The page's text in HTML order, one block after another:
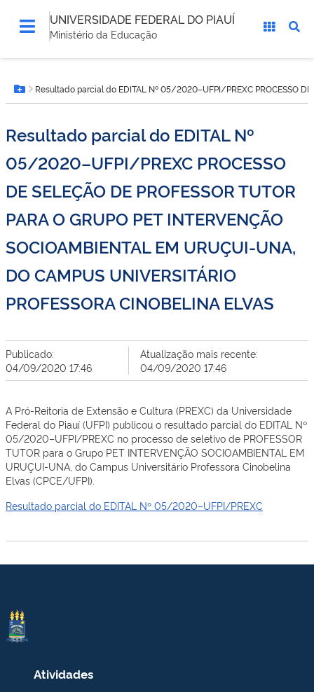
UNIVERSIDADE FEDERAL DO PIAUÍ
Ministério da Educação
está
aqui:Botão Menu
Resultado parcial do EDITAL Nº 05/2020–UFPI/PREXC PROCESSO DE
Resultado parcial do EDITAL Nº
05/2020–UFPI/PREXC PROCESSO
DE SELEÇÃO DE PROFESSOR TUTOR
PARA O GRUPO PET INTERVENÇÃO
SOCIOAMBIENTAL EM URUÇUI-UNA,
DO CAMPUS UNIVERSITÁRIO
PROFESSORA CINOBELINA ELVAS
Publicado:
04/09/2020 17:46
Atualização mais recente:
04/09/2020 17:46
A Pró-Reitoria de Extensão e Cultura (PREXC) da Universidade
Federal do Piauí (UFPI) publicou o resultado parcial do EDITAL Nº
05/2020–UFPI/PREXC no processo de seletivo de PROFESSOR
TUTOR para o Grupo PET INTERVENÇÃO SOCIOAMBIENTAL EM
URUÇUI-UNA, do Campus Universitário Professora Cinobelina
Elvas (CPCE/UFPI).
Resultado parcial do EDITAL Nº 05/2020–UFPI/PREXC
Atividades